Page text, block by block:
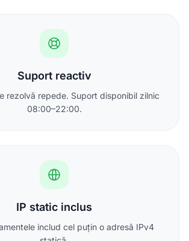
Suport reactiv
rezolvă repede. Suport disponibil zilnic
08:00–22:00.
IP static inclus
includ cel puțin o adresă IPv4